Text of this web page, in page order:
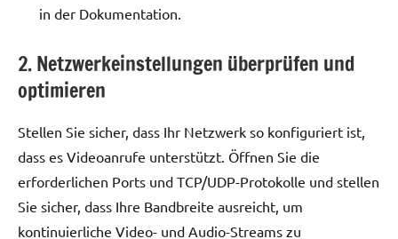
in der Dokumentation.
2. Netzwerkeinstellungen überprüfen und
optimieren
Stellen Sie sicher, dass Ihr Netzwerk so konfiguriert ist,
dass es Videoanrufe unterstützt. Öffnen Sie die
erforderlichen Ports und TCP/UDP-Protokolle und stellen
Sie sicher, dass Ihre Bandbreite ausreicht, um
kontinuierliche Video- und Audio-Streams zu